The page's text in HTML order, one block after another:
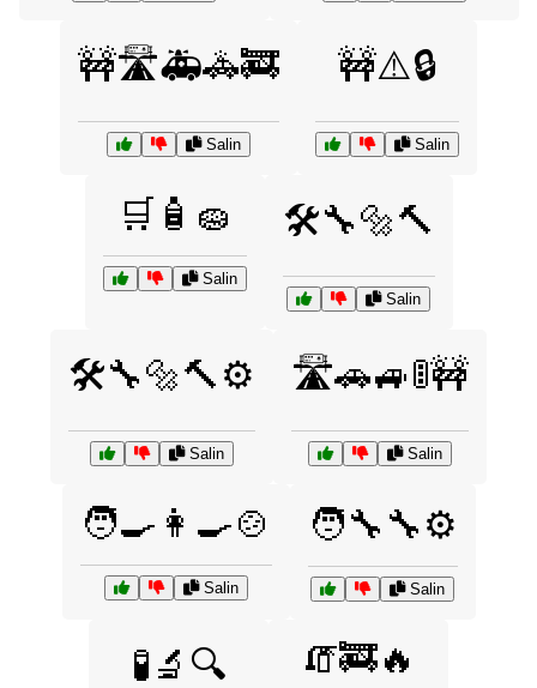
🚧🛣️🚑🚓🚒
Salin
🚧⚠️🔒
Salin
🛒🧴🧽
Salin
🛠️🔧🔩🔨
Salin
🛠️🔧🔩🔨⚙️
Salin
🛣️🚗🚙🚦🚧
Salin
🧑‍🍳👩‍🍳🍲
Salin
🧑‍🔧🔧⚙️
Salin
🧪🔬🔍 🧯🚒🔥